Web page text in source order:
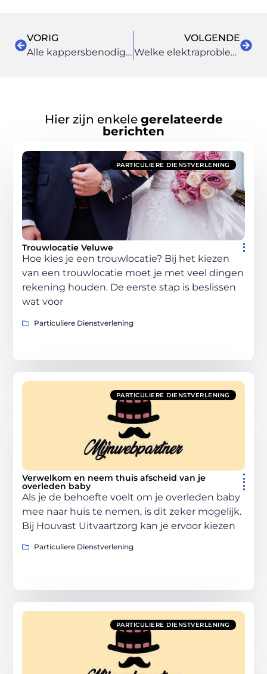
VORIG
Alle kappersbenodigdheden onder één dak
VOLGENDE
Welke elektraproblemen komen er meestal voor in Amsterdam?
Hier zijn enkele gerelateerde
berichten
PARTICULIERE DIENSTVERLENING
Trouwlocatie Veluwe
Hoe kies je een trouwlocatie? Bij het kiezen
van een trouwlocatie moet je met veel dingen
rekening houden. De eerste stap is beslissen
wat voor
Particuliere Dienstverlening
PARTICULIERE DIENSTVERLENING
Verwelkom en neem thuis afscheid van je
overleden baby
Als je de behoefte voelt om je overleden baby
mee naar huis te nemen, is dit zeker mogelijk.
Bij Houvast Uitvaartzorg kan je ervoor kiezen
Particuliere Dienstverlening
PARTICULIERE DIENSTVERLENING